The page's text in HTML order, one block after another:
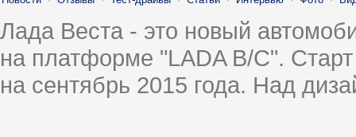
Лада Веста - это новый
на платформе "LADA B/C".
на сентябрь 2015 года. Над